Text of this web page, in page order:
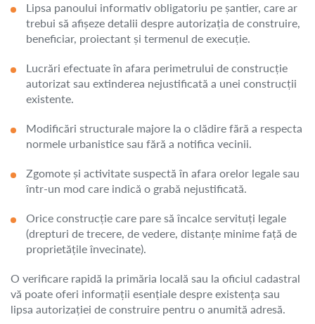
Lipsa panoului informativ obligatoriu pe șantier, care ar
trebui să afișeze detalii despre autorizația de construire,
beneficiar, proiectant și termenul de execuție.
Lucrări efectuate în afara perimetrului de construcție
autorizat sau extinderea nejustificată a unei construcții
existente.
Modificări structurale majore la o clădire fără a respecta
normele urbanistice sau fără a notifica vecinii.
Zgomote și activitate suspectă în afara orelor legale sau
într-un mod care indică o grabă nejustificată.
Orice construcție care pare să încalce servituți legale
(drepturi de trecere, de vedere, distanțe minime față de
proprietățile învecinate).
O verificare rapidă la primăria locală sau la oficiul cadastral
vă poate oferi informații esențiale despre existența sau
lipsa autorizației de construire pentru o anumită adresă.